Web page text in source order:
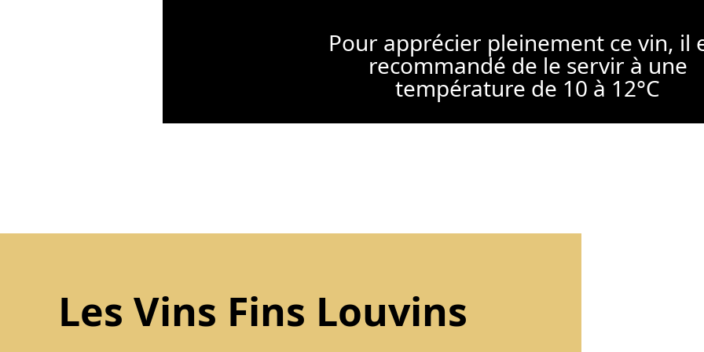
Pour apprécier pleinement ce vin, il
recommandé de le servir à une
température de 10 à 12°C
Les Vins Fins Louvins